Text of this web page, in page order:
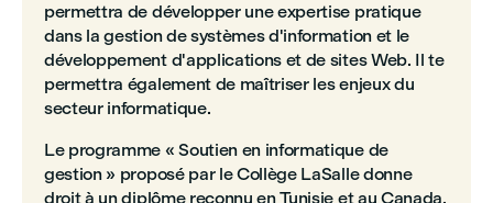
permettra de développer une expertise pratique
dans la gestion de systèmes d'information et le
développement d'applications et de sites Web. Il te
permettra également de maîtriser les enjeux du
secteur informatique.
Le programme « Soutien en informatique de
gestion » proposé par le Collège LaSalle donne
droit à un diplôme reconnu en Tunisie et au Canada.